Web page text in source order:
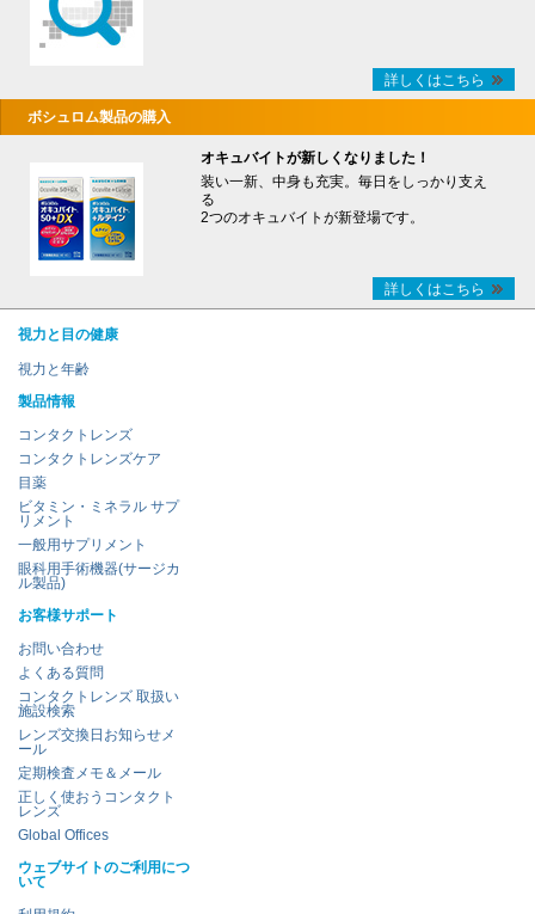
詳しくはこちら
ボシュロム製品の購入
オキュバイトが新しくなりました！
装い一新、中身も充実。毎日をしっかり支え
る
2つのオキュバイトが新登場です。
詳しくはこちら
視力と目の健康
視力と年齢
製品情報
コンタクトレンズ
コンタクトレンズケア
目薬
ビタミン・ミネラル サプ
リメント
一般用サプリメント
眼科用手術機器(サージカ
ル製品)
お客様サポート
お問い合わせ
よくある質問
コンタクトレンズ 取扱い
施設検索
レンズ交換日お知らせメ
ール
定期検査メモ＆メール
正しく使おうコンタクト
レンズ
Global Offices
ウェブサイトのご利用につ
いて